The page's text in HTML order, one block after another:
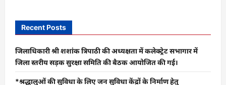
Recent Posts
जिलाधिकारी श्री शशांक त्रिपाठी की अध्यक्षता में कलेक्ट्रेट सभागार में
जिला स्तरीय सड़क सुरक्षा समिति की बैठक आयोजित की गई।
*श्रद्धालुओं की सुविधा के लिए जन सुविधा केंद्रों के निर्माण हेतु